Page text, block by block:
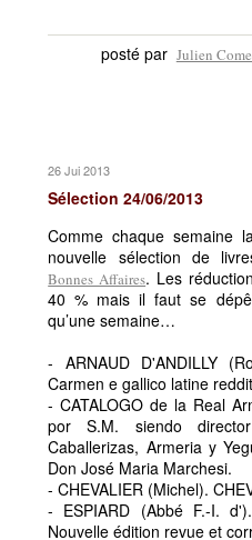
posté par Julien
26 Jui 2013
Sélection 24/06/2013
Comme chaque semaine
nouvelle sélection de
Bonnes Affaires. Les
40 % mais il faut se
qu’une semaine…
- ARNAUD D'ANDILLY
Carmen e gallico latine
- CATALOGO de la Real
por S.M. siendo
Caballerizas, Armeria y
Don José Maria Marchesi.
- CHEVALIER (Michel).
- ESPIARD (Abbé F.-I.
Nouvelle édition revue et